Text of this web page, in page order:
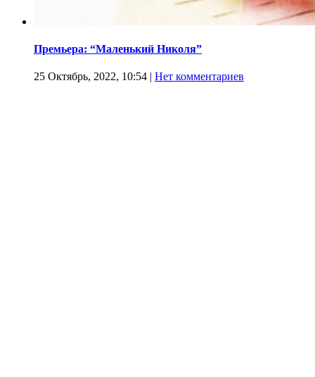
Премьера: “Маленький Николя”
25 Октябрь, 2022, 10:54 | Нет комментариев